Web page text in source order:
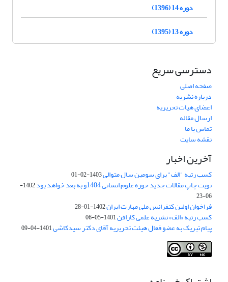
دوره 14 (1396)
دوره 13 (1395)
دسترسی سریع
صفحه اصلی
درباره نشریه
اعضای هیات تحریریه
ارسال مقاله
تماس با ما
نقشه سایت
آخرین اخبار
کسب رتبه "الف" برای سومین سال متوالی1403-02-01
نوبت چاپ مقالات جدید حوزه علوم انسانی 1404و به بعد خواهد بود
1402-
06-23
فراخوان اولین کنفرانس ملی مهارت ایران1402-01-28
کسب رتبه «الف» نشریه علمی کارافن1401-05-06
پیام تبریک به عضو فعال هیئت تحریریه آقای دکتر سیدکاشی1401-04-09